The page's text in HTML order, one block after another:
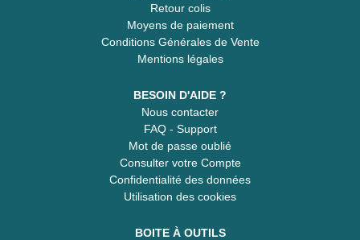
Retour colis
Moyens de paiement
Conditions Générales de Vente
Mentions légales
BESOIN D'AIDE ?
Nous contacter
FAQ - Support
Mot de passe oublié
Consulter votre Compte
Confidentialité des données
Utilisation des cookies
BOITE À OUTILS